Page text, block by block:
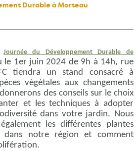
Durable à Morteau
Journée du Développement Durable de
le 1er juin 2024 de 9h à 14h, rue
tiendra un stand consacré à
végétales aux changements
des conseils sur le choix
et les techniques à adopter
dans votre jardin. Nous
les différentes plantes
dans notre région et comment